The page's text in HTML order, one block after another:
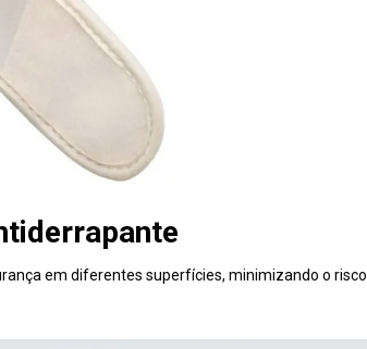
em diferentes superfícies, minimizando o risco